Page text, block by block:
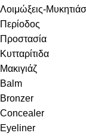
Λοιμώξεις-
Περίοδος
Προστασία
Κυτταρίτιδα
Μακιγιάζ
Balm
Bronzer
Concealer
Eyeliner